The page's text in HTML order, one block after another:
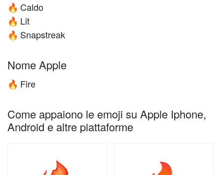
🔥 Caldo
🔥 Lit
🔥 Snapstreak
Nome Apple
🔥 Fire
Come appaiono le emoji su Apple Iphone,
Android e altre piattaforme